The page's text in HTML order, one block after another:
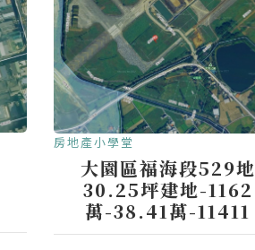
房地產小學堂
大園區福海段529地
30.25坪建地-1162
萬-38.41萬-11411